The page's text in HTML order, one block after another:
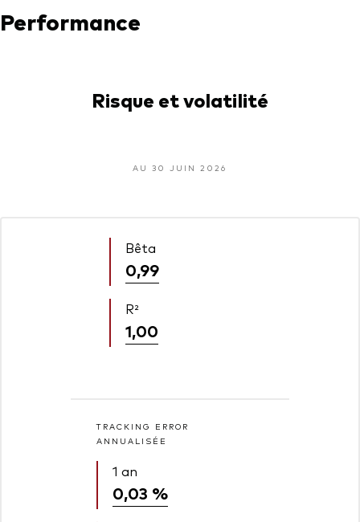
Performance
Risque et volatilité
AU 30 JUIN 2026
Bêta
0,99
R²
1,00
TRACKING ERROR
ANNUALISÉE
1 an
0,03 %